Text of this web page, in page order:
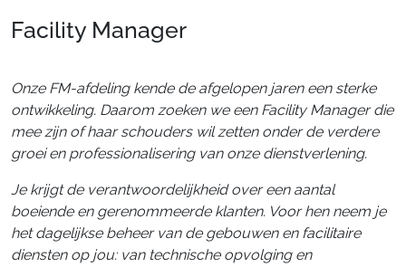
Facility Manager
Onze FM-afdeling kende de afgelopen jaren een sterke
ontwikkeling. Daarom zoeken we een Facility Manager die
mee zijn of haar schouders wil zetten onder de verdere
groei en professionalisering van onze dienstverlening.
Je krijgt de verantwoordelijkheid over een aantal
boeiende en gerenommeerde klanten. Voor hen neem je
het dagelijkse beheer van de gebouwen en facilitaire
diensten op jou: van technische opvolging en